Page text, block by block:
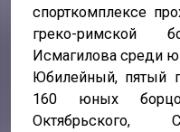
спорткомплексе
греко-римской
Исмагилова среди
Юбилейный, пятый
160 юных